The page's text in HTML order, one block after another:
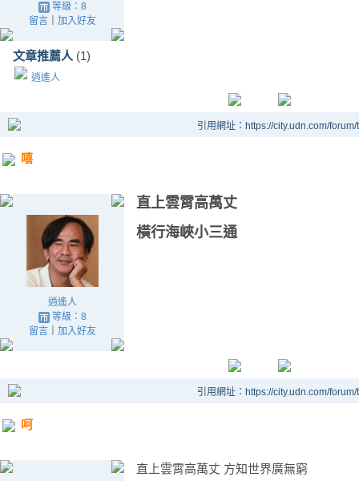
等級：8
留言｜ 加入好友
文章推薦人 (1)
逍遙人
引用網址：https://city.udn.com/
嘻
逍遙人
等級：8
留言｜ 加入好友
直上雲霄高萬丈
橫行海峽小三通
引用網址：https://city.udn.com/
呵
直上雲霄高萬丈 方知世界廣無窮